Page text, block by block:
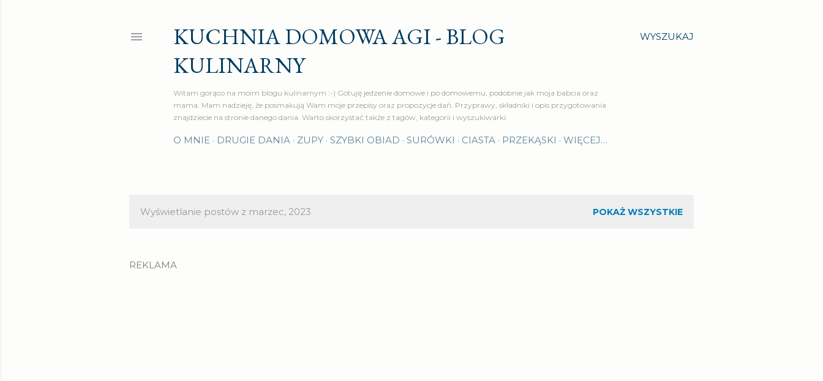
WYSZUKAJ
KUCHNIA DOMOWA AGI - BLOG
KULINARNY
Witam gorąco na moim blogu kulinarnym :-) Gotuję jedzenie domowe i po domowemu, podobnie jak moja babcia oraz
mama. Mam nadzieję, że posmakują Wam moje przepisy oraz propozycje dań. Przyprawy, składniki i opis przygotowania
znajdziecie na stronie danego dania. Warto skorzystać także z tagów, kategorii i wyszukiwarki.
O MNIE DRUGIE DANIA ZUPY SZYBKI OBIAD SURÓWKI CIASTA PRZEKĄSKI WIĘCEJ…
s
Wyświetlanie postów z marzec, 2023 POKAŻ WSZYSTKIE
REKLAMA